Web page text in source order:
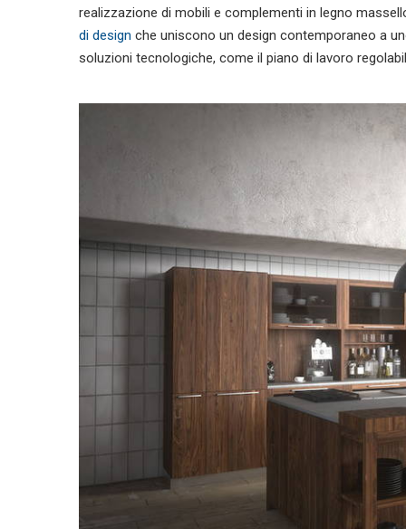
realizzazione di mobili e complementi in legno
di design che uniscono un design contemporaneo a
soluzioni tecnologiche, come il piano di lavoro